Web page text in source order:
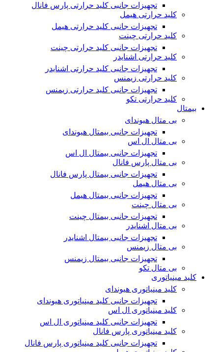
تجهیزات جانبی کلید حرارتی پارس فانال
کلید حرارتی هیمل
تجهیزات جانبی کلید حرارتی هیمل
کلید حرارتی چینت
تجهیزات جانبی کلید حرارتی چینت
کلید حرارتی اشنایدر
تجهیزات جانبی کلید حرارتی اشنایدر
کلید حرارتی زیمنس
تجهیزات جانبی کلید حرارتی زیمنس
کلید حرارتی تکو
بیمتال
بی متال هیوندای
تجهیزات جانبی بیمتال هیوندای
بی متال ال اس
تجهیزات جانبی بیمتال ال اس
بی متال پارس فانال
تجهیزات جانبی بیمتال پارس فانال
بی متال هیمل
تجهیزات جانبی بیمتال هیمل
بی متال چینت
تجهیزات جانبی بیمتال چینت
بی متال اشنایدر
تجهیزات جانبی بیمتال اشنایدر
بی متال زیمنس
تجهیزات جانبی بیمتال زیمنس
بی متال تکو
کلید مینیاتوری
کلید مینیاتوری هیوندای
تجهیزات جانبی کلید مینیاتوری هیوندای
کلید مینیاتوری ال اس
تجهیزات جانبی کلید مینیاتوری ال اس
کلید مینیاتوری پارس فانال
تجهیزات جانبی کلید مینیاتوری پارس فانال